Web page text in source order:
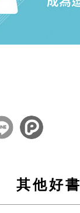
其他好書